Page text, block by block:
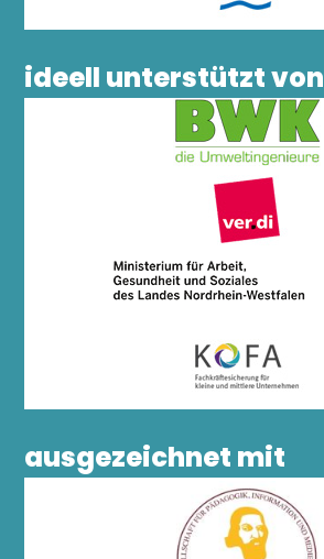
ideell unterstützt von
ausgezeichnet mit